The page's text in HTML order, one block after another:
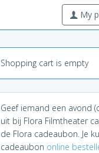
My
Shopping cart is empty
Geef iemand een avond
uit bij Flora Filmtheater
de Flora cadeaubon. Je
cadeaubon online